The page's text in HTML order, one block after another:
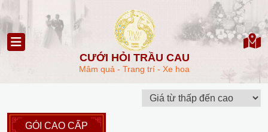
CƯỚI HỎI TRẦU CAU
Mâm quả - Trang trí - Xe hoa
GÓI CAO CẤP